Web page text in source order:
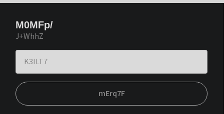
M0MFp/
J+WhhZ
mErq7F